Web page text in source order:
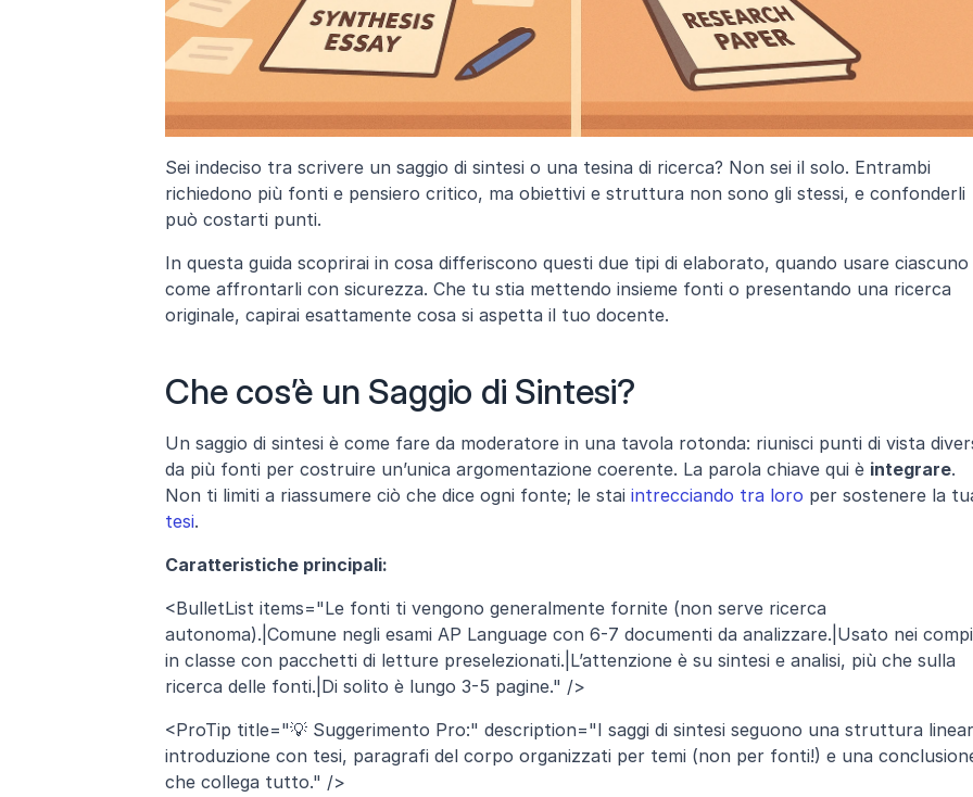
Sei indeciso tra scrivere un saggio di sintesi o una tesina di ricerca? Non sei il solo. Entrambi
richiedono più fonti e pensiero critico, ma obiettivi e struttura non sono gli stessi, e confonderli
può costarti punti.
In questa guida scoprirai in cosa differiscono questi due tipi di elaborato, quando usare ciascuno
come affrontarli con sicurezza. Che tu stia mettendo insieme fonti o presentando una ricerca
originale, capirai esattamente cosa si aspetta il tuo docente.
Che cos’è un Saggio di Sintesi?
Un saggio di sintesi è come fare da moderatore in una tavola rotonda: riunisci punti di vista
da più fonti per costruire un’unica argomentazione coerente. La parola chiave qui è integrare.
Non ti limiti a riassumere ciò che dice ogni fonte; le stai intrecciando tra loro
tesi.
Caratteristiche principali:
<BulletList items="Le fonti ti vengono generalmente fornite (non serve ricerca
autonoma).|Comune negli esami AP Language con 6-7 documenti da analizzare.|Usato nei
in classe con pacchetti di letture preselezionati.|L’attenzione è su sintesi e analisi, più che sulla
ricerca delle fonti.|Di solito è lungo 3-5 pagine." />
<ProTip title="💡 Suggerimento Pro:" description="I saggi di sintesi seguono una struttura
introduzione con tesi, paragrafi del corpo organizzati per temi (non per fonti!) e una
che collega tutto." />